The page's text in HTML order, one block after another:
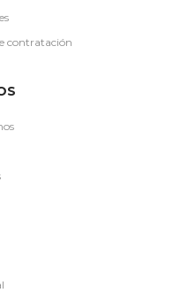
contratación